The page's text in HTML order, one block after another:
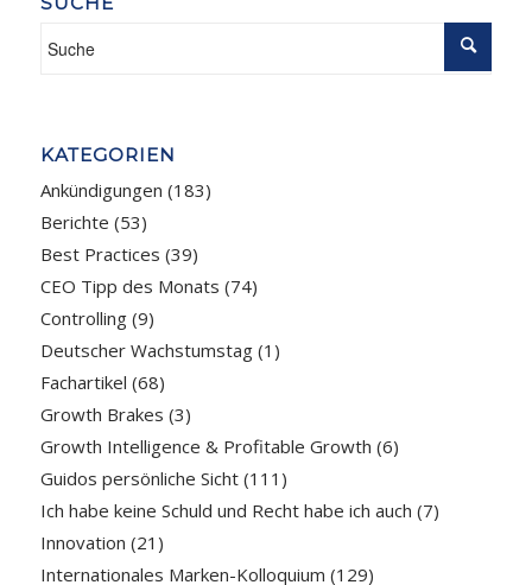
KATEGORIEN
Ankündigungen (183)
Berichte (53)
Best Practices (39)
CEO Tipp des Monats (74)
Controlling(9)
Deutscher Wachstumstag(1)
Fachartikel (68)
Growth Brakes (3)
Growth Intelligence & Profitable Growth (6)
Guidos persönliche Sicht(111)
Ich habe keine Schuld und Recht habe ich auch (7)
Innovation (21)
Internationales Marken-Kolloquium (129)